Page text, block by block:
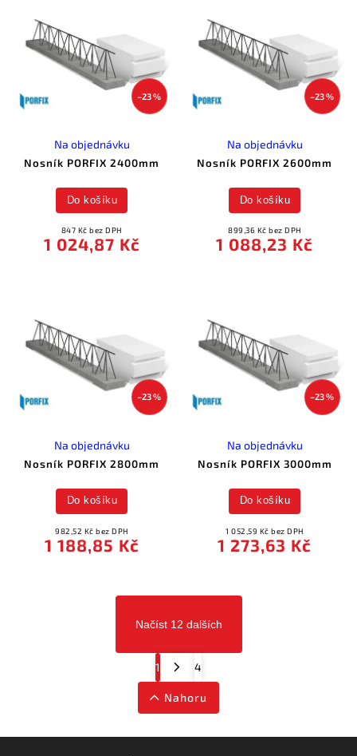
–23 %
Nosník PORFIX 2400mm
Na objednávku
847 Kč bez DPH
1 024,87 Kč
Do košíku
–23 %
Nosník PORFIX 2600mm
Na objednávku
899,36 Kč bez DPH
1 088,23 Kč
Do košíku
–23 %
Nosník PORFIX 2800mm
Na objednávku
982,52 Kč bez DPH
1 188,85 Kč
Do košíku
–23 %
Nosník PORFIX 3000mm
Na objednávku
1 052,59 Kč bez DPH
1 273,63 Kč
Do košíku
Načíst 12 dalších
1 4
Nahoru